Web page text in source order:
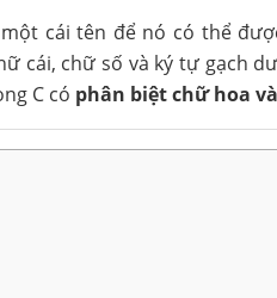
cái tên để nó có thể
cái, chữ số và ký tự gạch
C có phân biệt chữ hoa